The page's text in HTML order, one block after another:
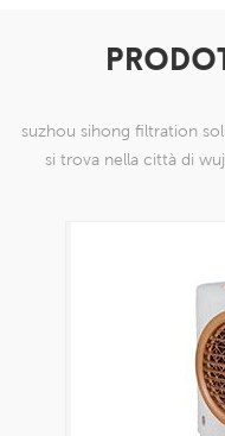
suzhou sihong filtration
si trova nella città di